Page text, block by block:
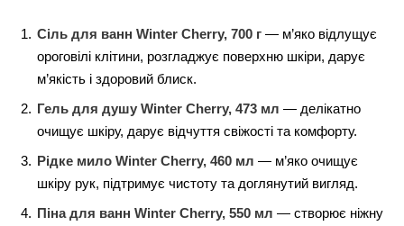
Сіль для ванн Winter Cherry, 700 г — м’яко відлущує
ороговілі клітини, розгладжує поверхню шкіри, дарує
м’якість і здоровий блиск.
Гель для душу Winter Cherry, 473 мл — делікатно
очищує шкіру, дарує відчуття свіжості та комфорту.
Рідке мило Winter Cherry, 460 мл — м’яко очищує
шкіру рук, підтримує чистоту та доглянутий вигляд.
Піна для ванн Winter Cherry, 550 мл — створює ніжну